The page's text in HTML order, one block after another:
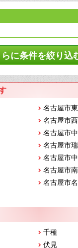
らに条件を絞り込
名古屋市
名古屋市
名古屋市
名古屋市
名古屋市
名古屋市
名古屋市
千種
伏見